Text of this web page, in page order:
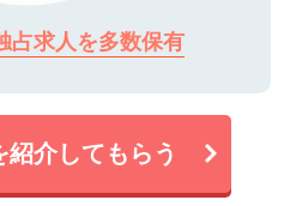
占求人を多数保有
介してもらう